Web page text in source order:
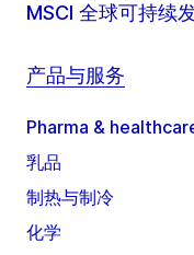
MSCI 全球可持续
产品与服务
Pharma &
乳品
制热与制冷
化学